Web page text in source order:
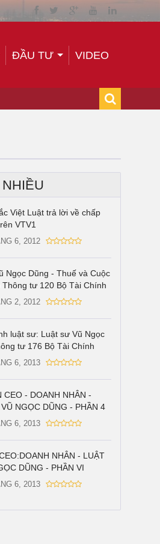
ĐẦU TƯ VIDEO
Việt Luật trả lời về chấp
VTV1
6, 2012
Ngọc Dũng - Thuế và Cuộc
Thông tư 120 Bộ Tài Chính
2, 2012
luật sư: Luật sư Vũ Ngọc
tư 176 Bộ Tài Chính
6, 2013
CEO - DOANH NHÂN -
NGỌC DŨNG - PHẦN 4
6, 2013
NHÂN - LUẬT
DŨNG - PHẦN VI
6, 2013